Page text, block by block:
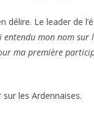
Le leader de
entendu mon nom
ma première
les Ardennaises.